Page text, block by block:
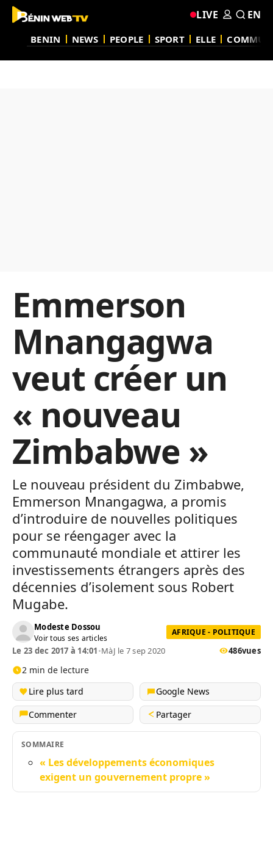
BENIN NEWS PEOPLE SPORT ELLE
LIVE EN
Emmerson
Mnangagwa
veut créer un
« nouveau
Zimbabwe »
Le nouveau président du Zimbabwe,
Emmerson Mnangagwa, a promis
d’introduire de nouvelles politiques
pour se réengager avec la
communauté mondiale et attirer les
investissements étrangers après des
décennies d’isolement sous Robert
Mugabe.
Modeste Dossou
Voir tous ses articles
AFRIQUE - POLITIQUE
Le 23 dec 2017 à 14:01•MàJ le 7 sep 2020 486vues
2 min de lecture
Lire plus tard
Google News
Commenter
Partager
SOMMAIRE
« Les développements économiques
exigent un gouvernement propre »